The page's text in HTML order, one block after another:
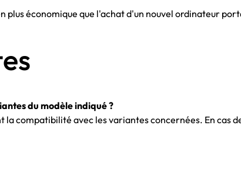
plus économique que l'achat d'un nouvel ordinateur
du modèle indiqué ?
compatibilité avec les variantes concernées. En cas